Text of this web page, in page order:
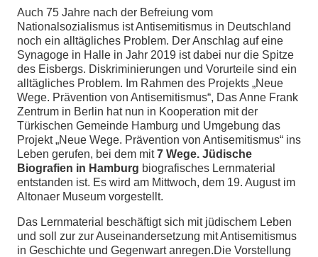
Auch 75 Jahre nach der Befreiung vom
Nationalsozialismus ist Antisemitismus in Deutschland
noch ein alltägliches Problem. Der Anschlag auf eine
Synagoge in Halle in Jahr 2019 ist dabei nur die Spitze
des Eisbergs. Diskriminierungen und Vorurteile sind ein
alltägliches Problem. Im Rahmen des Projekts „Neue
Wege. Prävention von Antisemitismus“, Das Anne Frank
Zentrum in Berlin hat nun in Kooperation mit der
Türkischen Gemeinde Hamburg und Umgebung das
Projekt „Neue Wege. Prävention von Antisemitismus“ ins
Leben gerufen, bei dem mit7 Wege. Jüdische
Biografien in Hamburg biografisches Lernmaterial
entstanden ist. Es wird am Mittwoch, dem 19. August im
Altonaer Museum vorgestellt.
Das Lernmaterial beschäftigt sich mit jüdischem Leben
und soll zur zur Auseinandersetzung mit Antisemitismus
in Geschichte und Gegenwart anregen.Die Vorstellung